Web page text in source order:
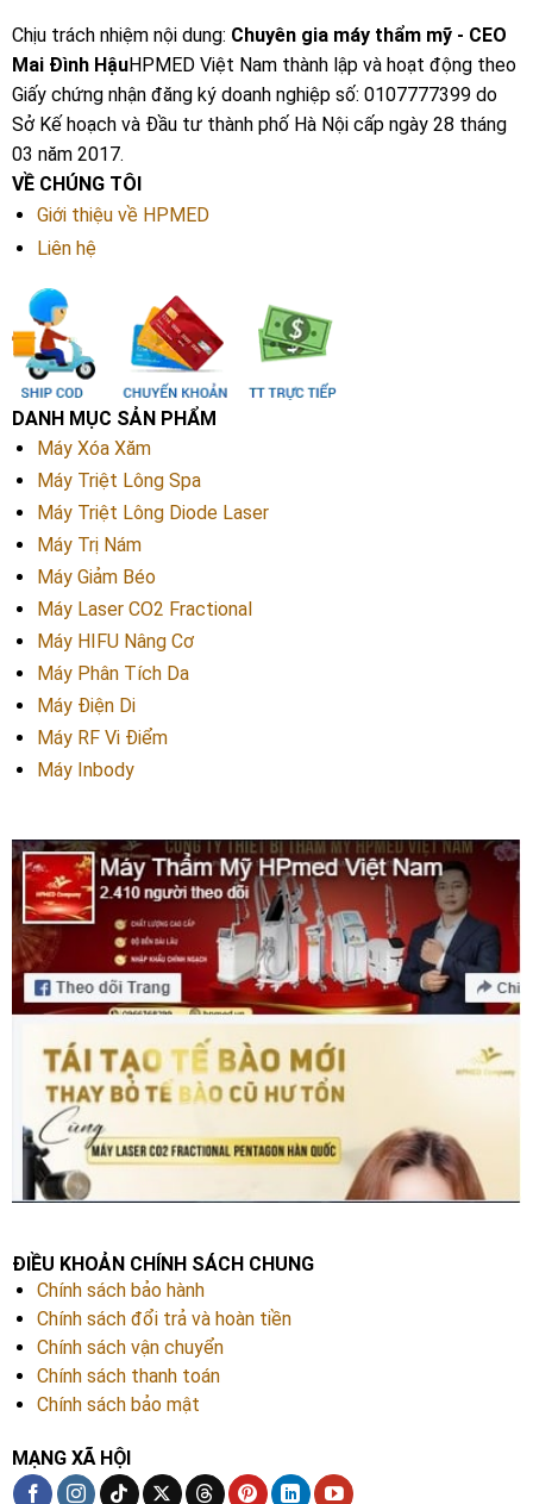
Chịu trách nhiệm nội dung: Chuyên gia máy thẩm mỹ - CEO
Mai Đình HậuHPMED Việt Nam thành lập và hoạt động theo
Giấy chứng nhận đăng ký doanh nghiệp số: 0107777399 do
Sở Kế hoạch và Đầu tư thành phố Hà Nội cấp ngày 28 tháng
03 năm 2017.
VỀ CHÚNG TÔI
Giới thiệu về HPMED
Liên hệ
DANH MỤC SẢN PHẨM
Máy Xóa Xăm
Máy Triệt Lông Spa
Máy Triệt Lông Diode Laser
Máy Trị Nám
Máy Giảm Béo
Máy Laser CO2 Fractional
Máy HIFU Nâng Cơ
Máy Phân Tích Da
Máy Điện Di
Máy RF Vi Điểm
Máy Inbody
ĐIỀU KHOẢN CHÍNH SÁCH CHUNG
Chính sách bảo hành
Chính sách đổi trả và hoàn tiền
Chính sách vận chuyển
Chính sách thanh toán
Chính sách bảo mật
MẠNG XÃ HỘI